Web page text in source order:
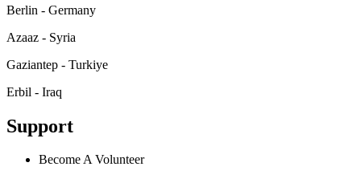
Berlin - Germany
Azaaz - Syria
Gaziantep - Turkiye
Erbil - Iraq
Support
Become A Volunteer